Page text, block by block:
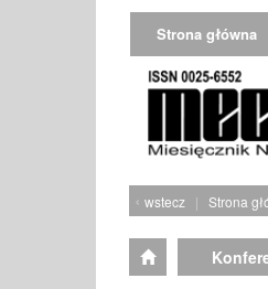
Strona główna
‹ wstecz | Strona